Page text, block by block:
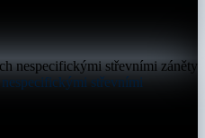
střevními